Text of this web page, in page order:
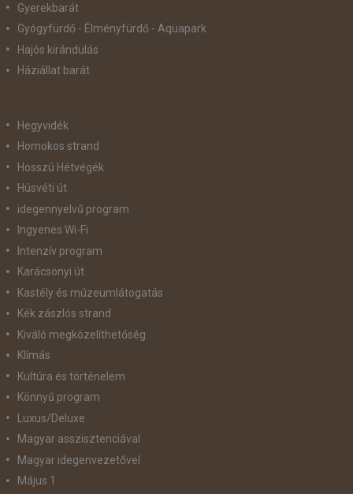
Gyerekbarát
Gyógyfürdő - Élményfürdő - Aquapark
Hajós kirándulás
Háziállat barát
Hegyvidék
Homokos strand
Hosszú Hétvégék
Húsvéti út
idegennyelvű program
Ingyenes Wi-Fi
Intenzív program
Karácsonyi út
Kastély és múzeumlátogatás
Kék zászlós strand
Kiváló megközelíthetőség
Klímás
Kultúra és történelem
Könnyű program
Luxus/Deluxe
Magyar asszisztenciával
Magyar idegenvezetővel
Május 1